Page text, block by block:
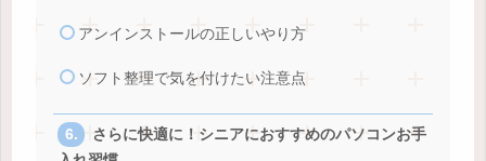
アンインストールの正しいやり方
ソフト整理で気を付けたい注意点
さらに快適に！シニアにおすすめのパソコンお手